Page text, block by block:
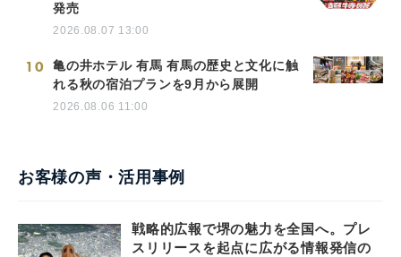
発売
2026.08.07 13:00
10
亀の井ホテル 有馬 有馬の歴史と文化に触
れる秋の宿泊プランを9月から展開
2026.08.06 11:00
お客様の声・活用事例
戦略的広報で堺の魅力を全国へ。プレ
スリリースを起点に広がる情報発信の